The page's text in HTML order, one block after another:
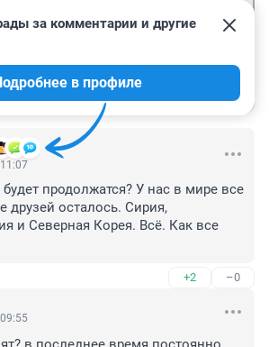
за комментарии и другие
в профиле
продолжатся? У нас в мире все
осталось. Сирия,
и Северная Корея. Всё. Как все
+2 –0